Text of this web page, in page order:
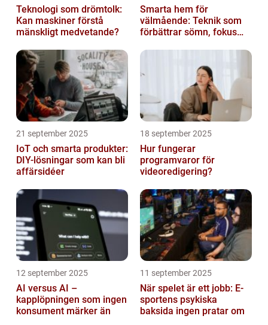
Teknologi som drömtolk:
Kan maskiner förstå
mänskligt medvetande?
Smarta hem för
välmående: Teknik som
förbättrar sömn, fokus
21 september 2025
IoT och smarta produkter:
DIY-lösningar som kan bli
affärsidéer
18 september 2025
Hur fungerar
programvaror för
videoredigering?
12 september 2025
AI versus AI –
kapplöpningen som ingen
konsument märker än
11 september 2025
När spelet är ett jobb: E-
sportens psykiska
baksida ingen pratar om